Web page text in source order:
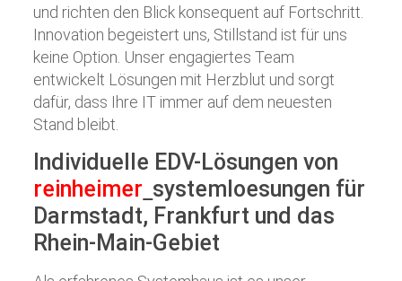
und richten den Blick konsequent auf Fortschritt.
Innovation begeistert uns, Stillstand ist für uns
keine Option. Unser engagiertes Team
entwickelt Lösungen mit Herzblut und sorgt
dafür, dass Ihre IT immer auf dem neuesten
Stand bleibt.
Individuelle EDV-Lösungen von
reinheimer systemloesungen für
Darmstadt, Frankfurt und das
Rhein-Main-Gebiet